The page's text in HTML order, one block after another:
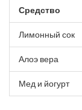
Средство
Лимонный сок
Алоэ вера
Мед и йогурт